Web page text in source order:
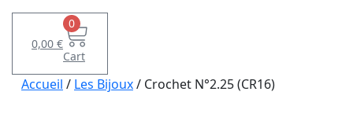
0,00 €
0
Cart
Accueil / Les Bijoux/ Crochet N°2.25 (CR16)